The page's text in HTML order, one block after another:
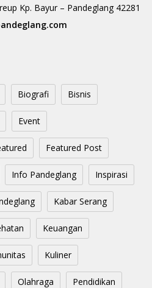
Kp. Bayur – Pandeglang 42281
Biografi Bisnis
Event
Featured Post
Info Pandeglang Inspirasi
Kabar Serang
Keuangan
Kuliner
Olahraga Pendidikan